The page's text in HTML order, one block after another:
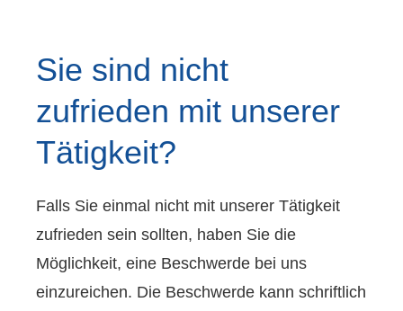
Sie sind nicht
zufrieden mit unserer
Tätigkeit?
Falls Sie einmal nicht mit unserer Tätigkeit
zufrieden sein sollten, haben Sie die
Möglichkeit, eine Beschwerde bei uns
einzureichen. Die Beschwerde kann schriftlich